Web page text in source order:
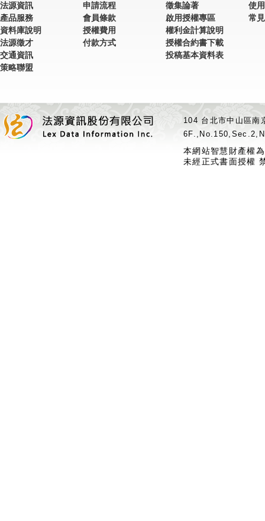
法源資訊
產品服務
資料庫說明
法源徵才
交通資訊
策略聯盟
申請流程
會員條款
授權費用
付款方式
徵集論著
啟用授權專區
權利金計算說明
授權合約書下載
投稿基本資料表
使
常
104 台北市中山區
本網站智慧財產權
未經正式書面授權